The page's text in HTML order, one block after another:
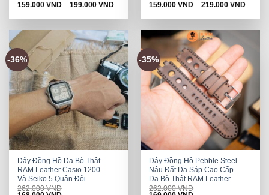
159.000VND –199.000VND 159.000VND –219.000VND
-36%
Dây Đồng Hồ Da Bò Thật
RAM Leather Casio 1200
Và Seiko 5 Quân Đội
262.000VND
-35%
Dây Đồng Hồ Pebble Steel
Nâu Đất Da Sáp Cao Cấp
Da Bò Thật RAM Leather
262.000VND